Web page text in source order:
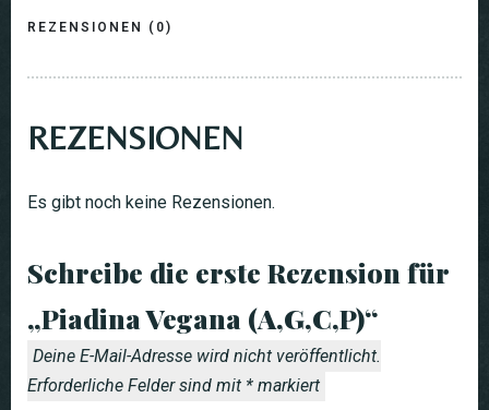
REZENSIONEN (0)
REZENSIONEN
Es gibt noch keine Rezensionen.
Schreibe die erste Rezension für
„Piadina Vegana (A,G,C,P)“
Deine E-Mail-Adresse wird nicht veröffentlicht.
Erforderliche Felder sind mit * markiert